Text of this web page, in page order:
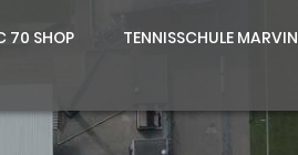
70 SHOP TENNISSCHULE